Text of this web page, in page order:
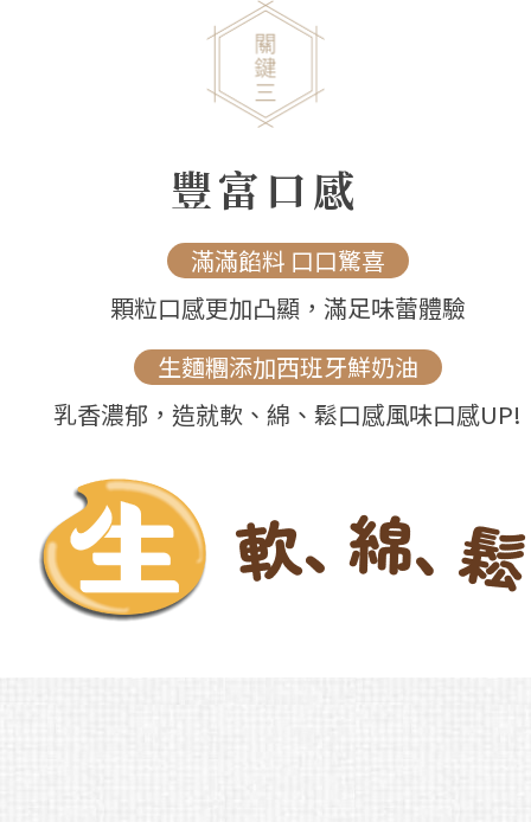
豐富口感
滿滿餡料 口口驚喜
顆粒口感更加凸顯，滿足味蕾體驗
生麵糰添加西班牙鮮奶油
乳香濃郁，造就軟、綿、鬆口感風味口感UP!